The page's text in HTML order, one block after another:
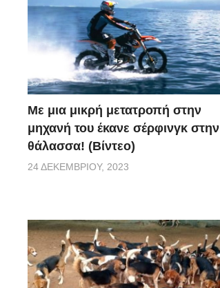
Με μια μικρή μετατροπή στην
μηχανή του έκανε σέρφινγκ στην
θάλασσα! (Βίντεο)
24 ΔΕΚΕΜΒΡΊΟΥ, 2023